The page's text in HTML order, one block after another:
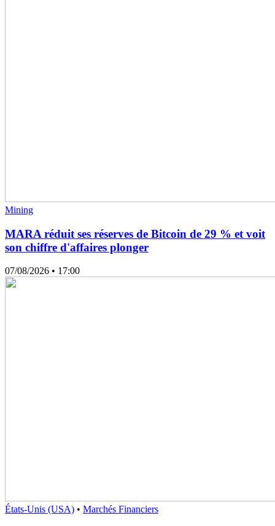
Mining
MARA réduit ses réserves de Bitcoin de 29 % et voit
son chiffre d'affaires plonger
07/08/2026 • 17:00
États-Unis (USA) • Marchés Financiers